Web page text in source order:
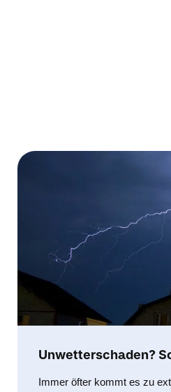
Unwetterschaden?
Immer öfter kommt es zu